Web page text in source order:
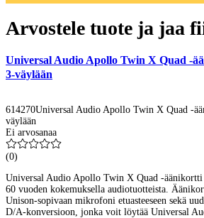
Arvostele tuote ja jaa
Universal Audio Apollo Twin X Quad -
3-väylään
614270Universal Audio Apollo Twin X Quad -
väylään
Ei arvosanaa
(0)
Universal Audio Apollo Twin X Quad -
60 vuoden kokemuksella audiotuotteista.
Unison-sopivaan mikrofoni etuasteeseen sekä
D/A-konversioon, jonka voit löytää Universal